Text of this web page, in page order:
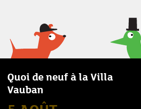
Quoi de neuf à la Villa
Vauban